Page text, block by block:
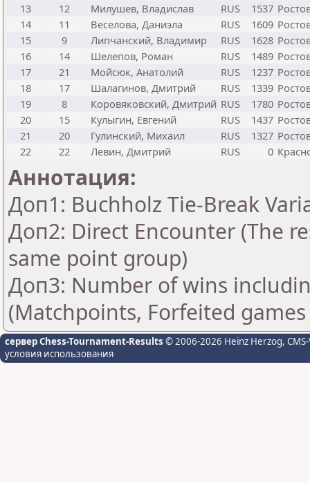
13
12 Милушев, Владислав RUS 1537
14
11 Веселова, Даниэла RUS 1609
15
9 Липчанский, Владимир RUS 1628
16
14 Шелепов, Роман RUS 1489
17
21 Мойсюк, Анатолий RUS 1237
18
17 Шалагинов, Дмитрий RUS 1339
19
8 Коровяковский, Дмитрий RUS 1780
20
15 Кулыгин, Евгений RUS 1437
21
20 Гулинский, Михаил RUS 1327
22
22 Левин, Дмитрий RUS 0
Аннотация:
Доп1: Buchholz Tie-Break
Доп2: Direct Encounter (The
same point group)
Доп3: Number of wins
(Matchpoints, Forfeited
сервер Chess-Tournament-Results © 2006-2026 Heinz Herzog,
условия использования